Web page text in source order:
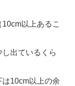
以上あるこ
出ているくら
10cm以上の余